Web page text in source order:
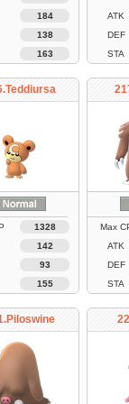
184
138
163
ATK
DEF
STA
1328
142
93
155
Max
ATK
DEF
STA